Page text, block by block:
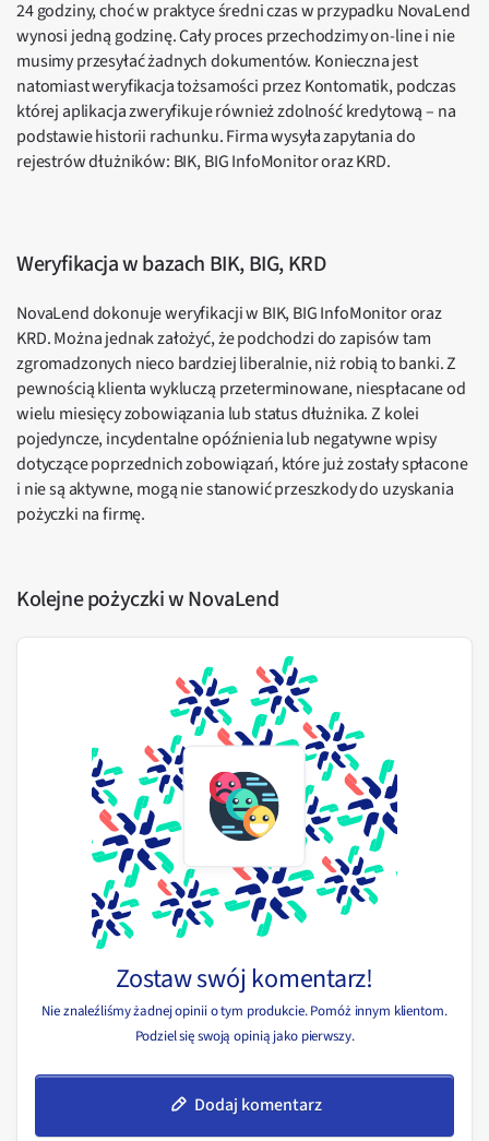
24 godziny, choć w praktyce średni czas w przypadku NovaLend
wynosi jedną godzinę. Cały proces przechodzimy on-line i nie
musimy przesyłać żadnych dokumentów. Konieczna jest
natomiast weryfikacja tożsamości przez Kontomatik, podczas
której aplikacja zweryfikuje również zdolność kredytową – na
podstawie historii rachunku. Firma wysyła zapytania do
rejestrów dłużników: BIK, BIG InfoMonitor oraz KRD.
Weryfikacja w bazach BIK, BIG, KRD
NovaLend dokonuje weryfikacji w BIK, BIG InfoMonitor oraz
KRD. Można jednak założyć, że podchodzi do zapisów tam
zgromadzonych nieco bardziej liberalnie, niż robią to banki. Z
pewnością klienta wykluczą przeterminowane, niespłacane od
wielu miesięcy zobowiązania lub status dłużnika. Z kolei
pojedyncze, incydentalne opóźnienia lub negatywne wpisy
dotyczące poprzednich zobowiązań, które już zostały spłacone
i nie są aktywne, mogą nie stanowić przeszkody do uzyskania
pożyczki na firmę.
Kolejne pożyczki w NovaLend
Zostaw swój komentarz!
Nie znaleźliśmy żadnej opinii o tym produkcie. Pomóż innym klientom.
Podziel się swoją opinią jako pierwszy.
Dodaj komentarz